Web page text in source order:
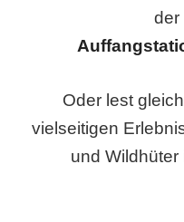
der
Oder lest
vielseitigen
und Wildhüter